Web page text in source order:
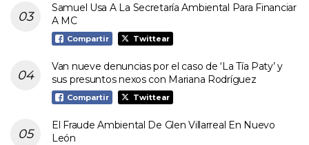
Samuel Usa A La Secretaría Ambiental Para Financiar
A MC
Compartir Twittear
Van nueve denuncias por el caso de ‘La Tía Paty’ y
sus presuntos nexos con Mariana Rodríguez
Compartir Twittear
El Fraude Ambiental De Glen Villarreal En Nuevo
León